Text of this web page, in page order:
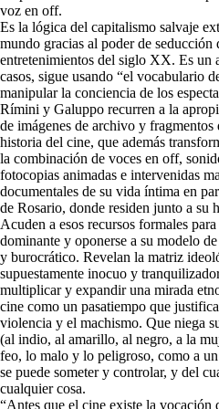
voz en off.
Es la lógica del capitalismo salvaje
mundo gracias al poder de seducción
entretenimientos del siglo XX. Es un
casos, sigue usando “el vocabulario
manipular la conciencia de los
Rímini y Galuppo recurren a la
de imágenes de archivo y
historia del cine, que además
la combinación de voces en off,
fotocopias animadas e intervenidas
documentales de su vida íntima en
de Rosario, donde residen junto a su
Acuden a esos recursos formales
dominante y oponerse a su modelo
y burocrático. Revelan la matriz
supuestamente inocuo y
multiplicar y expandir una mirada
cine como un pasatiempo que
violencia y el machismo. Que niega
(al indio, al amarillo, al negro, a la
feo, lo malo y lo peligroso, como a
se puede someter y controlar, y del
cualquier cosa.
“Antes que el cine existe la